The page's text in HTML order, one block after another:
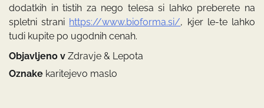
dodatkih in tistih za nego telesa si lahko preberete na
spletni strani https://www.bioforma.si/, kjer le-te lahko
tudi kupite po ugodnih cenah.
Objavljeno v Zdravje & Lepota
Oznake karitejevo maslo